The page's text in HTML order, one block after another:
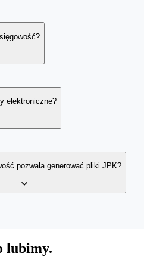
fakturowania online
oraz korekty faktur.
elektroniczne?
z dostępem do
miejsca o dowolnej porze.
pozwala generować pliki JPK?
lubimy.